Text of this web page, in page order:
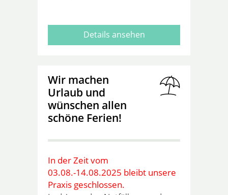
Details ansehen
Wir machen
Urlaub und
wünschen allen
schöne Ferien!
In der Zeit vom
03.08.-14.08.2025 bleibt unsere
Praxis geschlossen.